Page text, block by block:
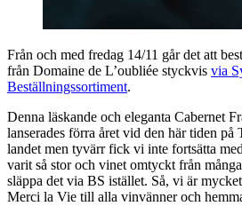
Från och med fredag 14/11 går det att
från Domaine de L’oubliée styckvis via
Beställningssortiment.
Denna läskande och eleganta Cabernet
lanserades förra året vid den här tiden
landet men tyvärr fick vi inte fortsätta
varit så stor och vinet omtyckt från
släppa det via BS istället. Så, vi är
Merci la Vie till alla vinvänner och